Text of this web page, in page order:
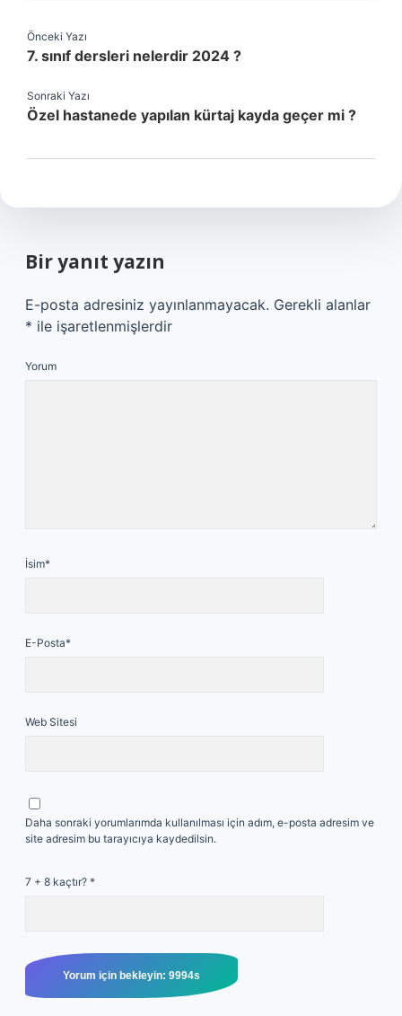
Önceki Yazı
7. sınıf dersleri nelerdir 2024 ?
Sonraki Yazı
Özel hastanede yapılan kürtaj kayda geçer mi ?
Bir yanıt yazın
E-posta adresiniz yayınlanmayacak. Gerekli alanlar
* ile işaretlenmişlerdir
Yorum
İsim*
E-Posta*
Web Sitesi
Daha sonraki yorumlarımda kullanılması için adım, e-posta adresim ve
site adresim bu tarayıcıya kaydedilsin.
7 + 8 kaçtır? *